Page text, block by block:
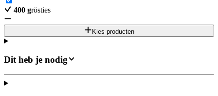
400 grösties
Kies producten
Dit heb je nodig